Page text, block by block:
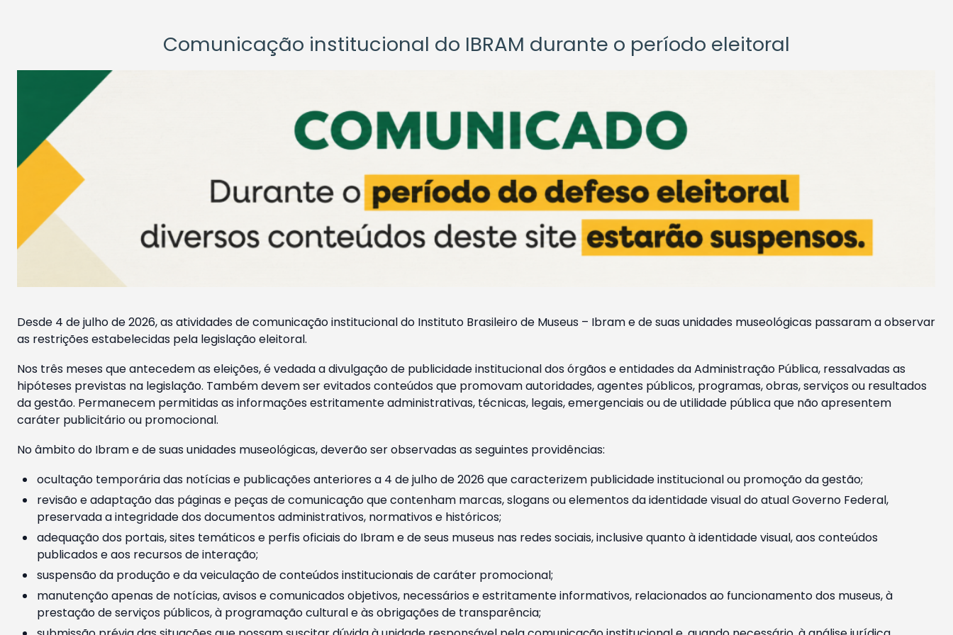
Comunicação institucional do IBRAM durante o período eleitoral
Desde 4 de julho de 2026, as atividades de comunicação institucional do Instituto Brasileiro de Museus – Ibram e de suas unidades museológicas passaram a observar
as restrições estabelecidas pela legislação eleitoral.
Nos três meses que antecedem as eleições, é vedada a divulgação de publicidade institucional dos órgãos e entidades da Administração Pública, ressalvadas as
hipóteses previstas na legislação. Também devem ser evitados conteúdos que promovam autoridades, agentes públicos, programas, obras, serviços ou resultados
da gestão. Permanecem permitidas as informações estritamente administrativas, técnicas, legais, emergenciais ou de utilidade pública que não apresentem
caráter publicitário ou promocional.
No âmbito do Ibram e de suas unidades museológicas, deverão ser observadas as seguintes providências:
ocultação temporária das notícias e publicações anteriores a 4 de julho de 2026 que caracterizem publicidade institucional ou promoção da gestão;
revisão e adaptação das páginas e peças de comunicação que contenham marcas, slogans ou elementos da identidade visual do atual Governo Federal,
preservada a integridade dos documentos administrativos, normativos e históricos;
adequação dos portais, sites temáticos e perfis oficiais do Ibram e de seus museus nas redes sociais, inclusive quanto à identidade visual, aos conteúdos
publicados e aos recursos de interação;
suspensão da produção e da veiculação de conteúdos institucionais de caráter promocional;
manutenção apenas de notícias, avisos e comunicados objetivos, necessários e estritamente informativos, relacionados ao funcionamento dos museus, à
prestação de serviços públicos, à programação cultural e às obrigações de transparência;